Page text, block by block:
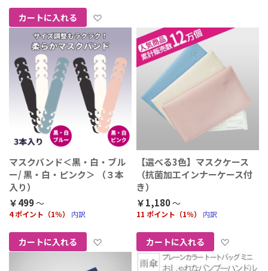
カートに入れる
マスクバンド＜黒・白・ブル
ー/ 黒・白・ピンク＞ （３本
入り）
￥499
4 ポイント（1％） 内訳
カートに入れる お気に入りに追加
【選べる3色】マスクケース
（抗菌加工インナーケース付
き）
￥1,180
11 ポイント（1％） 内訳
カートに入れる